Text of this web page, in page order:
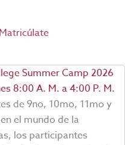
Summer Camp 2026
8:00 A. M. a 4:00 P. M.
de 9no, 10mo, 11mo y
el mundo de la
los participantes